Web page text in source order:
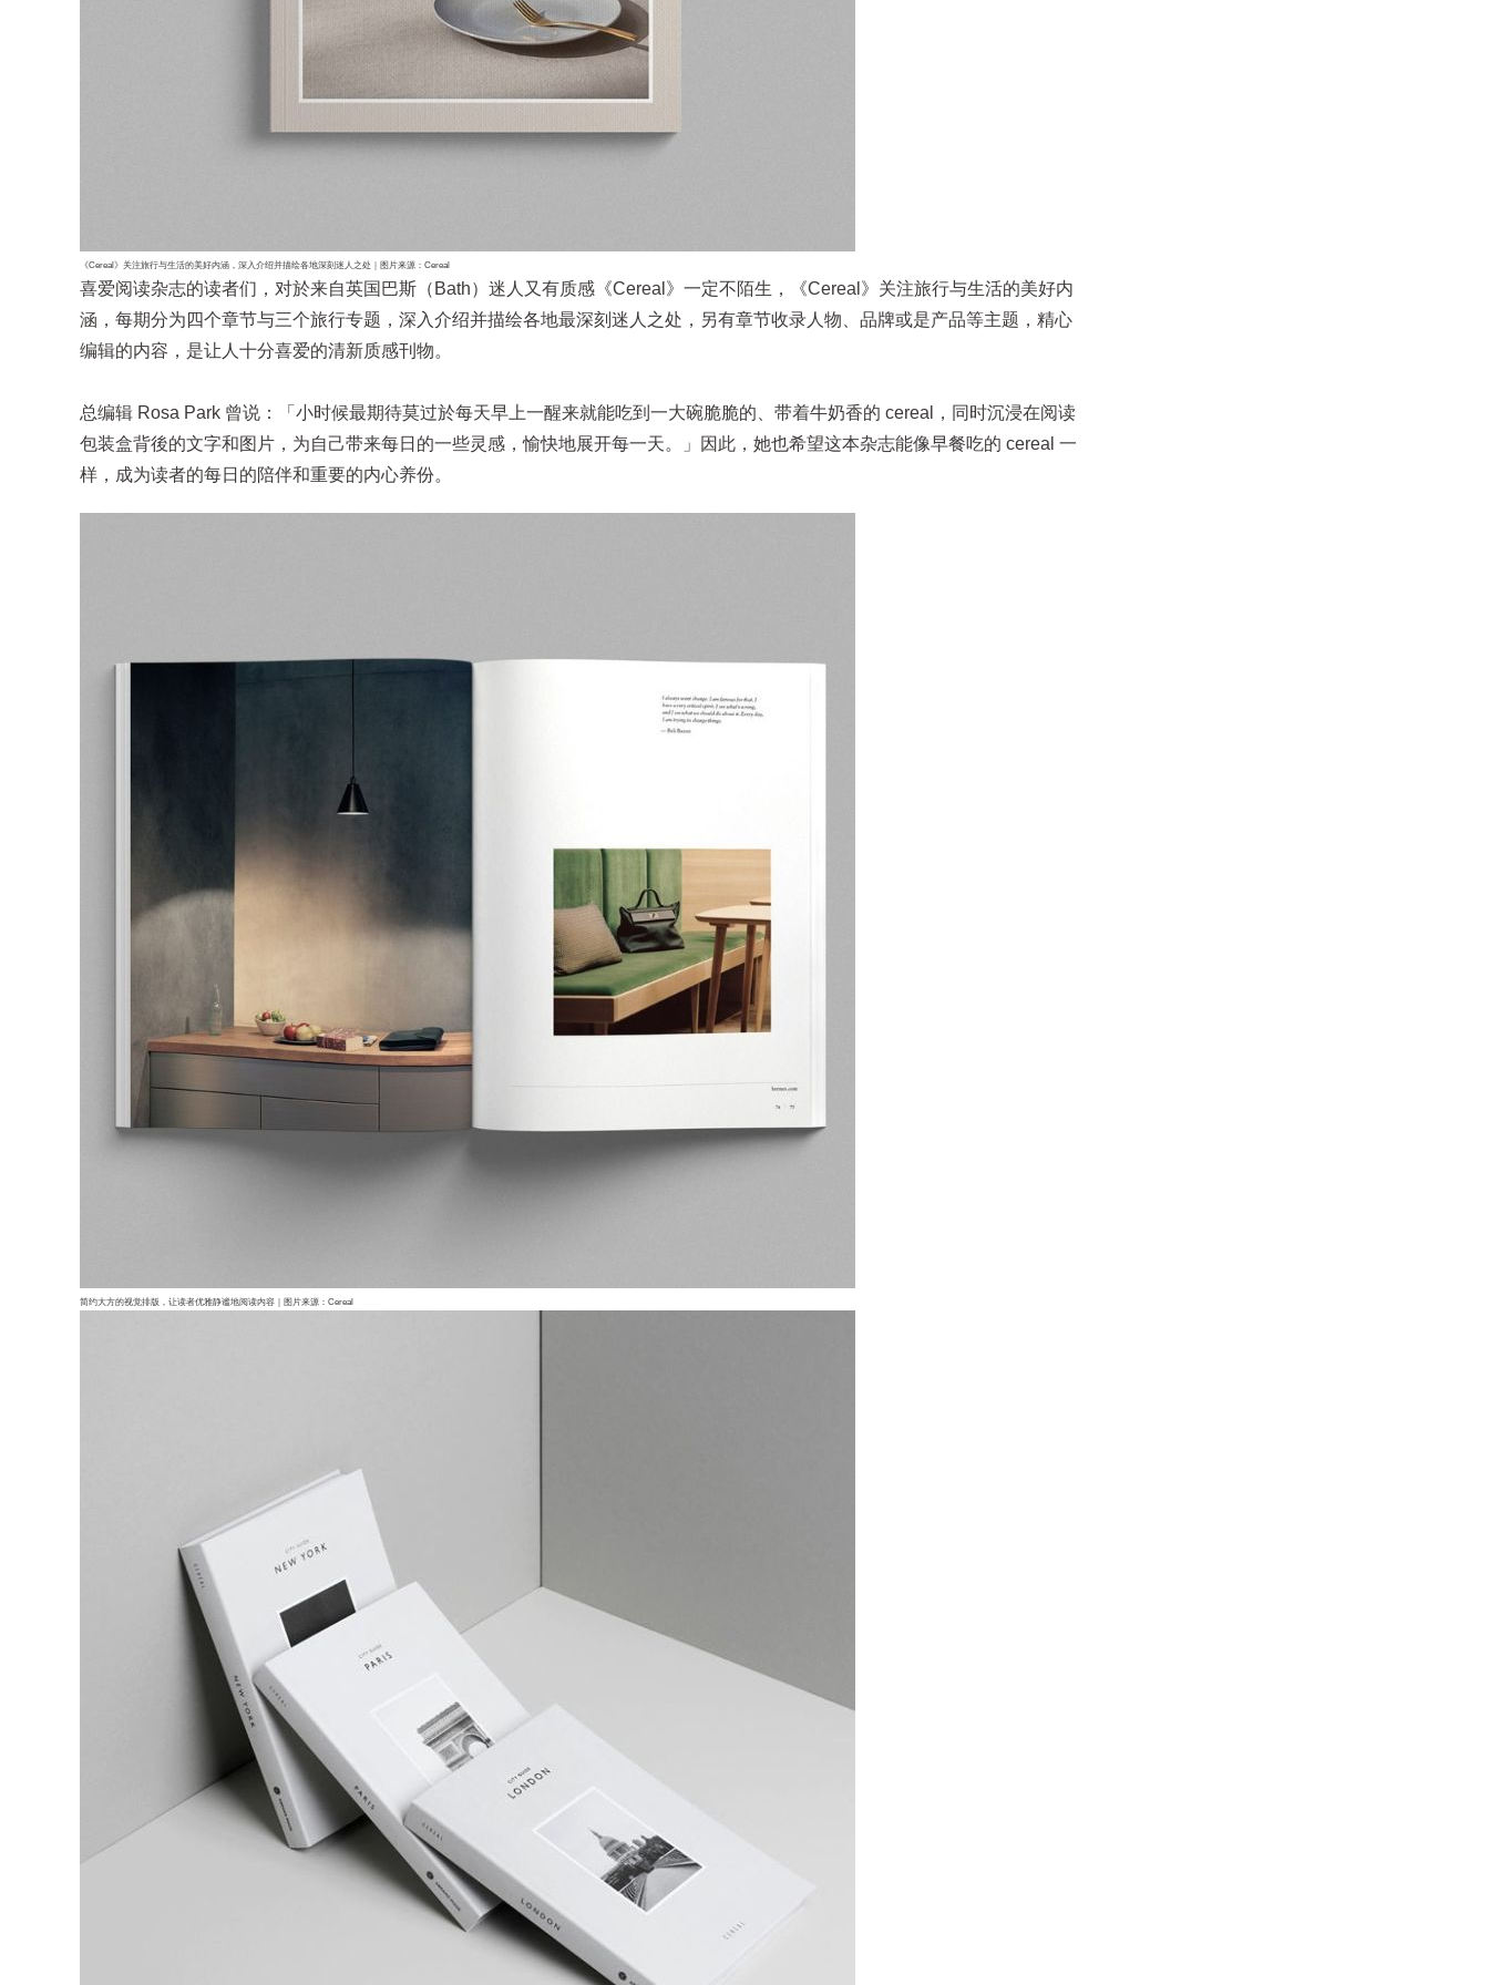
《Cereal》关注旅行与生活的美好内涵，深入介绍并描绘各地深刻迷人之处｜图片来源：Cereal
喜爱阅读杂志的读者们，对於来自英国巴斯（Bath）迷人又有质感《Cereal》一定不陌生，《Cereal》关注旅行与生活的美好内
涵，每期分为四个章节与三个旅行专题，深入介绍并描绘各地最深刻迷人之处，另有章节收录人物、品牌或是产品等主题，精心
编辑的内容，是让人十分喜爱的清新质感刊物。
总编辑 Rosa Park 曾说：「小时候最期待莫过於每天早上一醒来就能吃到一大碗脆脆的、带着牛奶香的 cereal，同时沉浸在阅读
包装盒背後的文字和图片，为自己带来每日的一些灵感，愉快地展开每一天。」因此，她也希望这本杂志能像早餐吃的 cereal 一
样，成为读者的每日的陪伴和重要的内心养份。
简约大方的视觉排版，让读者优雅静谧地阅读内容｜图片来源：Cereal